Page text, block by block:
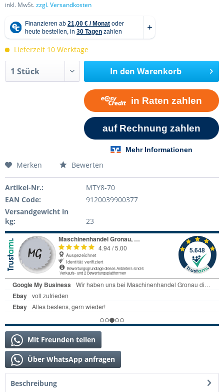
inkl. MwSt.zzgl. Versandkosten
Lieferzeit 10 Werktage
In den Warenkorb
Merken Bewerten
Artikel-Nr.:
MTY8-70
EAN Code:
9120039900377
Versandgewicht in
kg:
23
Mit Freunden teilen
Über WhatsApp anfragen
Beschreibung